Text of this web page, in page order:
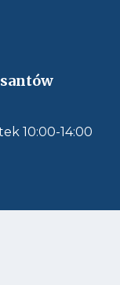
10:00-14:00